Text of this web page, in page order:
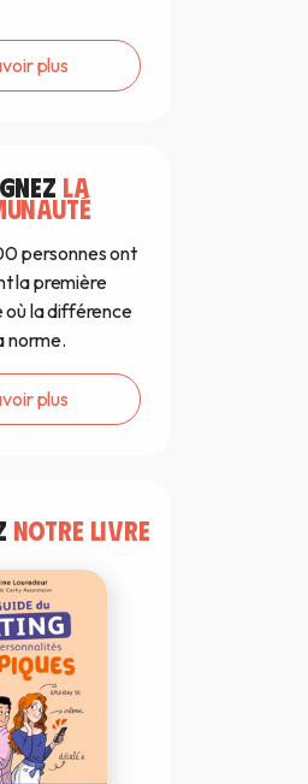
plus
LA
personnes ont
la première
où la différence
norme.
plus
NOTRE LIVRE